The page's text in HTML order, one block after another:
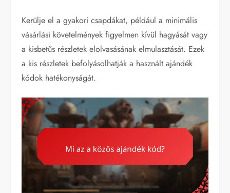
Kerülje el a gyakori csapdákat, például a minimális
vásárlási követelmények figyelmen kívül hagyását vagy
a kisbetűs részletek elolvasásának elmulasztását. Ezek
a kis részletek befolyásolhatják a használt ajándék
kódok hatékonyságát.